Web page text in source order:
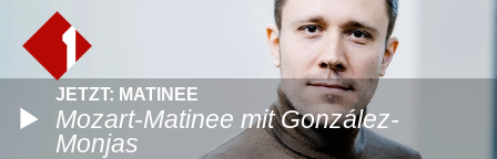
JETZT: MATINEE
Mozart-Matinee mit González-
Monjas